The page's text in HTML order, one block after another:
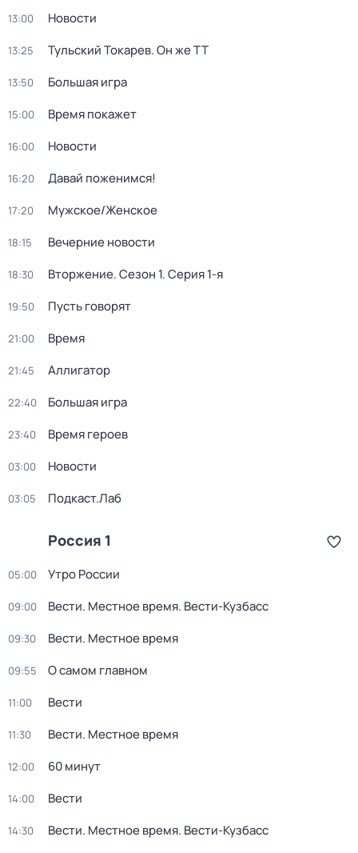
13:00 Новости
13:25 Тульский Токарев. Он же ТТ
13:50 Большая игра
15:00 Время покажет
16:00 Новости
16:20 Давай поженимся!
17:20 Мужское/Женское
18:15 Вечерние новости
18:30 Вторжение. Сезон 1. Серия 1-я
19:50 Пусть говорят
21:00 Время
21:45 Аллигатор
22:40 Большая игра
23:40 Время героев
03:00 Новости
03:05 Подкаст.Лаб
Россия 1
05:00 Утро России
09:00 Вести. Местное время. Вести-Кузбасс
09:30 Вести. Местное время
09:55 О самом главном
11:00 Вести
11:30 Вести. Местное время
12:00 60 минут
14:00 Вести
14:30 Вести. Местное время. Вести-Кузбасс